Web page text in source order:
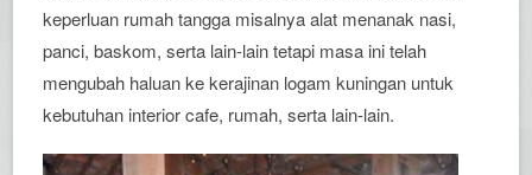
keperluan rumah tangga misalnya alat menanak nasi,
panci, baskom, serta lain-lain tetapi masa ini telah
mengubah haluan ke kerajinan logam kuningan untuk
kebutuhan interior cafe, rumah, serta lain-lain.